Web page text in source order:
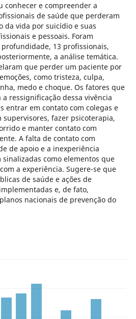
conhecer e compreender a
de saúde que perderam
da vida por suicídio e suas
e pessoais. Foram
13 profissionais,
a análise temática.
que perder um paciente por
como tristeza, culpa,
medo e choque. Os fatores que
ressignificação dessa vivência
entrar em contato com colegas e
supervisores, fazer psicoterapia,
e manter contato com
A falta de contato com
de apoio e a inexperiência
como elementos que
a experiência. Sugere-se que
de saúde e ações de
e, de fato,
nacionais de prevenção do